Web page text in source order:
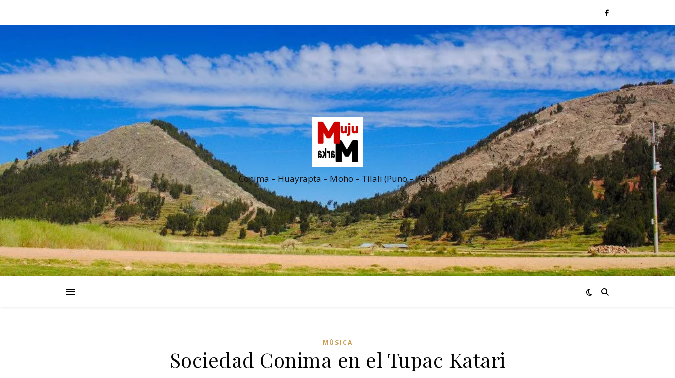
Conima – Huayrapta – Moho – Tilali (Puno – Perú)
MÚSICA
Sociedad Conima en el Tupac Katari